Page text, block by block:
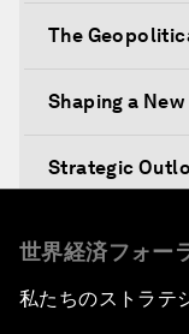
The
Shaping a
Strategic
Water for Life
世界経済フォー
私たちのストラテ